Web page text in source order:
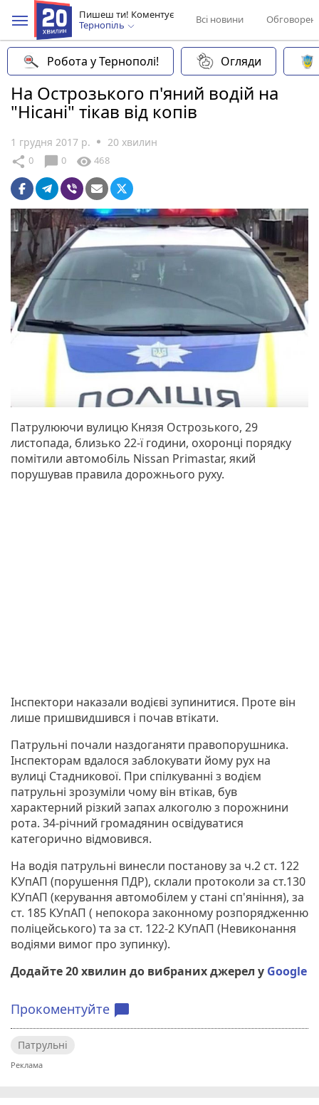
Пишеш ти! Коментує
Тернопіль
Всі новини
Робота у Тернополі! Огляди
На Острозького п'яний водій на
"Нісані" тікав від копів
1 грудня 2017 р. 20 хвилин
share 0 chat_bubble 0 visibility 468
Патрулюючи вулицю Князя Острозького, 29
листопада, близько 22-ї години, охоронці порядку
помітили автомобіль Nissan Primastаr, який
порушував правила дорожнього руху.
Інспектори наказали водієві зупинитися. Проте він
лише пришвидшився і почав втікати.
Патрульні почали наздоганяти правопорушника.
Інспекторам вдалося заблокувати йому рух на
вулиці Стадникової. При спілкуванні з водієм
патрульні зрозуміли чому він втікав, був
характерний різкий запах алкоголю з порожнини
рота. 34-річний громадянин освідуватися
категорично відмовився.
На водія патрульні винесли постанову за ч.2 ст. 122
КУпАП (порушення ПДР), склали протоколи за ст.130
КУпАП (керування автомобілем у стані сп'яніння), за
ст. 185 КУпАП ( непокора законному розпорядженню
поліцейського) та за ст. 122-2 КУпАП (Невиконання
водіями вимог про зупинку).
Додайте 20 хвилин до вибраних джерел у Google
Прокоментуйте chat_bubble
Патрульні